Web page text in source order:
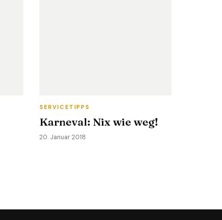
SERVICETIPPS
Karneval: Nix wie weg!
20. Januar 2018